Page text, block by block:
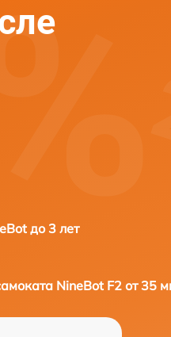
до 3 лет
NineBot F2 от 35